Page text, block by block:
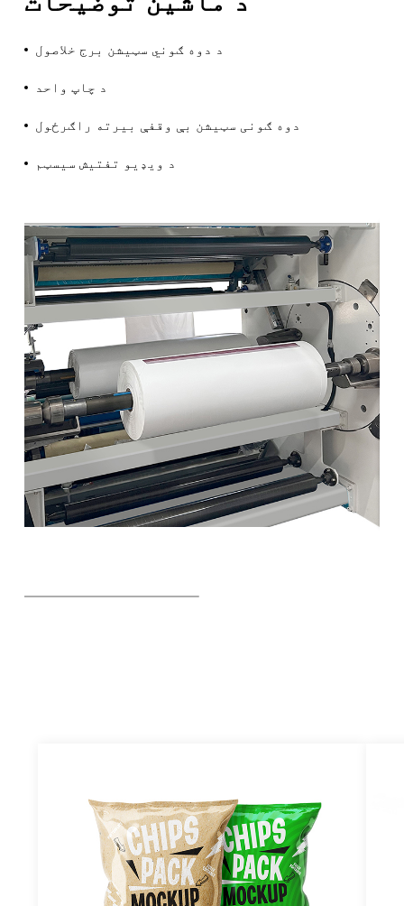
د دوه ګوني سټیشن برج خلاصول
د چاپ واحد
دوه ګونی سټیشن بې وقفې بیرته راګرځول
د ویډیو تفتیش سیسټم